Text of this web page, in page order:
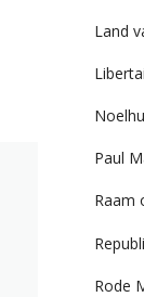
Land
Paul
Raam
Rode